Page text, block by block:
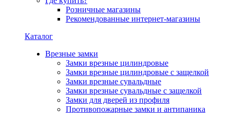
Розничные магазины
Рекомендованные интернет-магазины
Каталог
Врезные замки
Замки врезные цилиндровые
Замки врезные цилиндровые с защелкой
Замки врезные сувальдные
Замки врезные сувальдные с защелкой
Замки для дверей из профиля
Противопожарные замки и антипаника